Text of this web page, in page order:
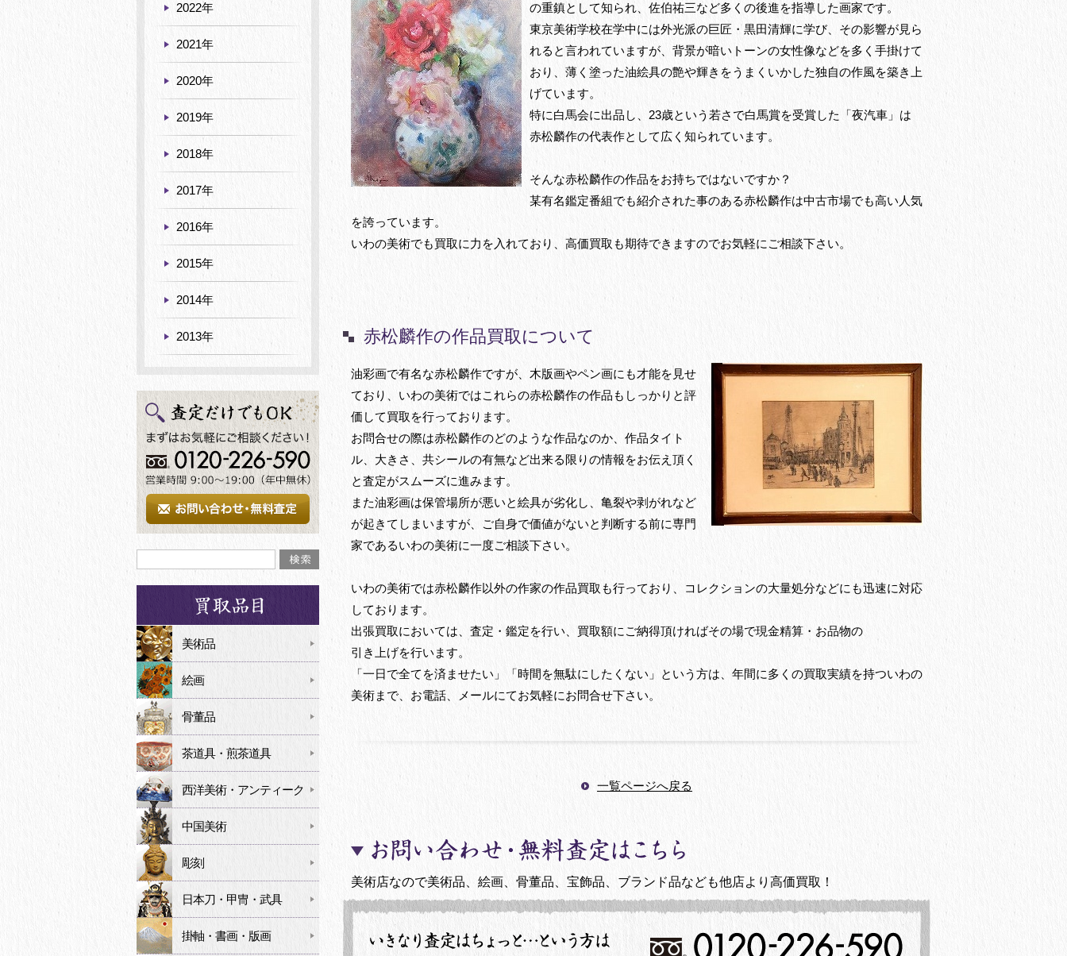
の重鎮として知られ、佐伯祐三など多くの後進を指導した画家です。
東京美術学校在学中には外光派の巨匠・黒田清輝に学び、その影響が見ら
れると言われていますが、背景が暗いトーンの女性像などを多く手掛けて
おり、薄く塗った油絵具の艶や輝きをうまくいかした独自の作風を築き上
げています。
特に白馬会に出品し、23歳という若さで白馬賞を受賞した「夜汽車」は
赤松麟作の代表作として広く知られています。
そんな赤松麟作の作品をお持ちではないですか？
某有名鑑定番組でも紹介された事のある赤松麟作は中古市場でも高い人気
を誇っています。
いわの美術でも買取に力を入れており、高価買取も期待できますのでお気軽にご相談下さい。
赤松麟作の作品買取について
油彩画で有名な赤松麟作ですが、木版画やペン画にも才能を見せ
ており、いわの美術ではこれらの赤松麟作の作品もしっかりと評
価して買取を行っております。
お問合せの際は赤松麟作のどのような作品なのか、作品タイト
ル、大きさ、共シールの有無など出来る限りの情報をお伝え頂く
と査定がスムーズに進みます。
また油彩画は保管場所が悪いと絵具が劣化し、亀裂や剥がれなど
が起きてしまいますが、ご自身で価値がないと判断する前に専門
家であるいわの美術に一度ご相談下さい。
いわの美術では赤松麟作以外の作家の作品買取も行っており、コレクションの大量処分などにも迅速に対応
しております。
出張買取においては、査定・鑑定を行い、買取額にご納得頂ければその場で現金精算・お品物の
引き上げを行います。
「一日で全てを済ませたい」「時間を無駄にしたくない」という方は、年間に多くの買取実績を持ついわの
美術まで、お電話、メールにてお気軽にお問合せ下さい。
一覧ページへ戻る
美術店なので美術品、絵画、骨董品、宝飾品、ブランド品なども他店より高価買取！
2022年
2021年
2020年
2019年
2018年
2017年
2016年
2015年
2014年
2013年
美術品
絵画
骨董品
茶道具・煎茶道具
西洋美術・アンティーク
中国美術
彫刻
日本刀・甲冑・武具
掛軸・書画・版画